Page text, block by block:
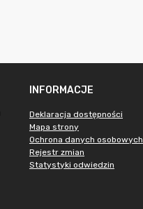
INFORMACJE
Deklaracja dostępności
Mapa strony
Ochrona danych osobowych
Rejestr zmian
Statystyki odwiedzin